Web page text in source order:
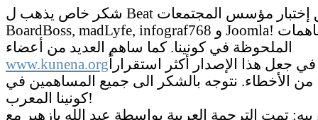
شكر خاص يذهب ل Beat و فريق إختبار مؤسس المجتمعات,
BoardBoss, madLyfe, infograf768 و Joomla! للمساهمات
الملحوظة في كونينا. كما ساهم العديد من أعضاء
www.kunena.org جعل هذا الإصدار أكثر استقراراً
من الأخطاء. نتوجه بالشكر الى جميع المساهمين في
كونينا المعرب!
تمت الترجمة العربية بواسطة عبد الله بازهير مع